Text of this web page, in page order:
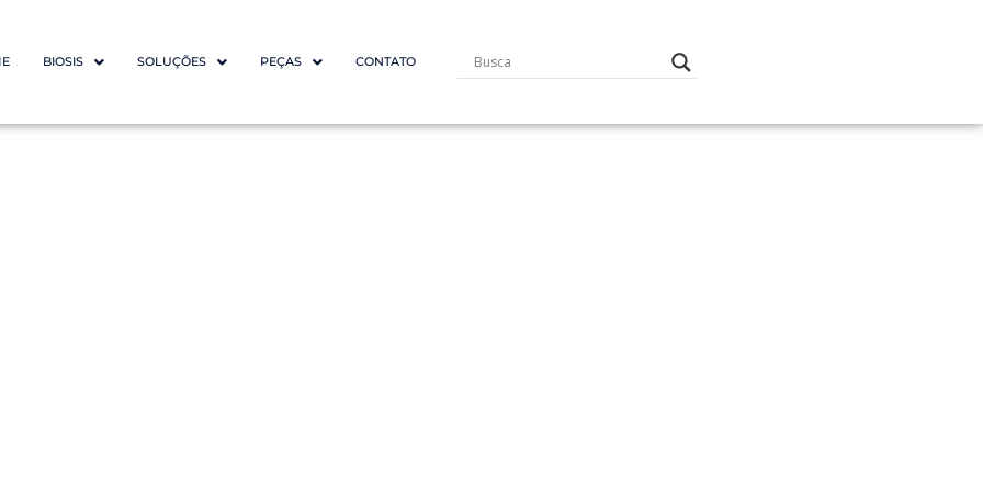
BIOSIS SOLUÇÕES PEÇAS CONTATO